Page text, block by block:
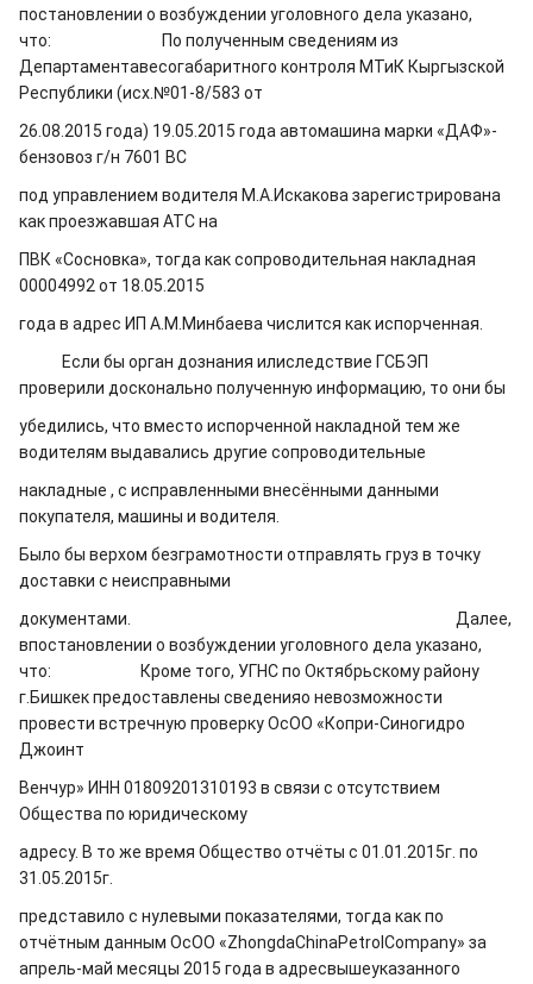
постановлении о возбуждении уголовного дела указано,
что:
По полученным сведениям из
Департаментавесогабаритного контроля МТиК Кыргызской
Республики (исх.№01-8/583 от
26.08.2015 года) 19.05.2015 года автомашина марки «ДАФ»-
бензовоз г/н 7601 ВС
под управлением водителя М.А.Искакова зарегистрирована
как проезжавшая АТС на
ПВК «Сосновка», тогда как сопроводительная накладная
00004992 от 18.05.2015
года в адрес ИП А.М.Минбаева числится как испорченная.
Если бы орган дознания илиследствие ГСБЭП
проверили досконально полученную информацию, то они бы
убедились, что вместо испорченной накладной тем же
водителям выдавались другие сопроводительные
накладные , с исправленными внесёнными данными
покупателя, машины и водителя.
Было бы верхом безграмотности отправлять груз в точку
доставки с неисправными
документами. Далее,
впостановлении о возбуждении уголовного дела указано,
что:
Кроме того, УГНС по Октябрьскому району
г.Бишкек предоставлены сведенияо невозможности
провести встречную проверку ОсОО «Копри-Синогидро
Джоинт
Венчур» ИНН 01809201310193 в связи с отсутствием
Общества по юридическому
адресу. В то же время Общество отчёты с 01.01.2015г. по
31.05.2015г.
представило с нулевыми показателями, тогда как по
отчётным данным ОсОО «ZhongdaChinaPetrolCompany» за
апрель-май месяцы 2015 года в адресвышеуказанного